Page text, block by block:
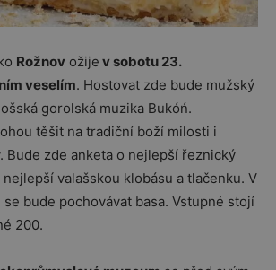
Rožnov ožije v sobotu 23.
veselím. Hostovat zde bude mužský
gorolská muzika Bukóń.
těšit na tradiční boží milosti i
Bude zde anketa o nejlepší řeznický
valašskou klobásu a tlačenku. V
bude pochovávat basa. Vstupné stojí
200.